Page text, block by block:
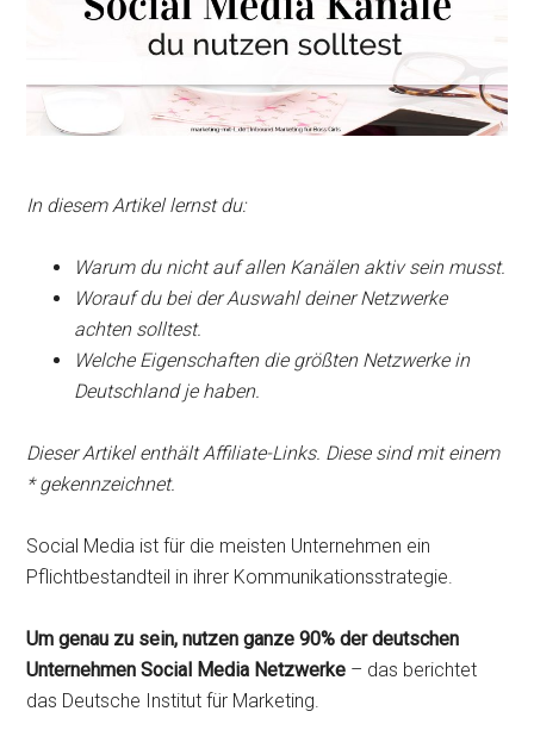
In diesem Artikel lernst du:
Warum du nicht auf allen Kanälen aktiv sein musst.
Worauf du bei der Auswahl deiner Netzwerke
achten solltest.
Welche Eigenschaften die größten Netzwerke in
Deutschland je haben.
Dieser Artikel enthält Affiliate-Links. Diese sind mit einem
* gekennzeichnet.
Social Media ist für die meisten Unternehmen ein
Pflichtbestandteil in ihrer Kommunikationsstrategie.
Um genau zu sein, nutzen ganze 90% der deutschen
Unternehmen Social Media Netzwerke – das berichtet
das Deutsche Institut für Marketing.